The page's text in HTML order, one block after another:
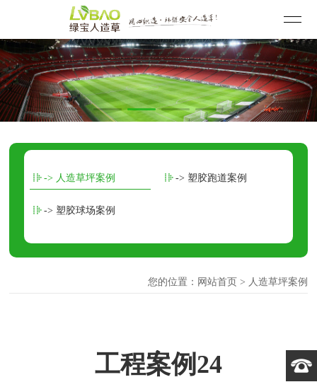
-> 人造草坪案例 -> 塑胶跑道案例
-> 塑胶球场案例
您的位置： 网站首页> 人造草坪案例
工程案例24